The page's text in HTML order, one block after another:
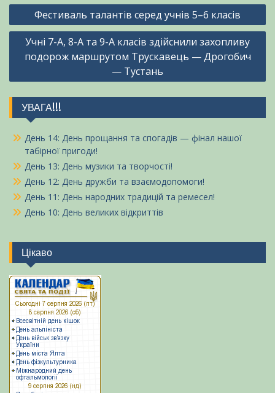
Навігація
записів
Фестиваль талантів серед учнів 5–6 класів
Учні 7-А, 8-А та 9-А класів здійснили захопливу
подорож маршрутом Трускавець — Дрогобич
— Тустань
УВАГА!!!
День 14: День прощання та спогадів — фінал нашої
табірної пригоди!
День 13: День музики та творчості!
День 12: День дружби та взаємодопомоги!
День 11: День народних традицій та ремесел!
День 10: День великих відкриттів
Цікаво